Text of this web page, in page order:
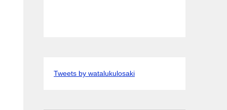
Tweets by watalukulosaki